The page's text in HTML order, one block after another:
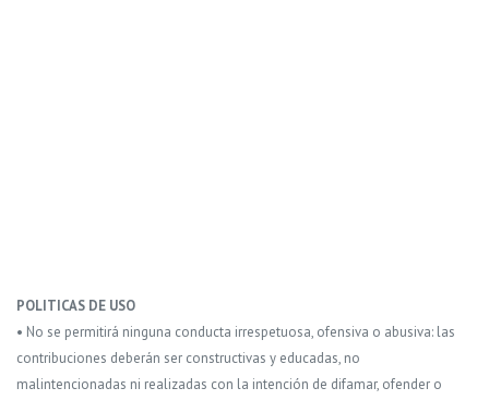
POLITICAS DE USO
• No se permitirá ninguna conducta irrespetuosa, ofensiva o abusiva: las
contribuciones deberán ser constructivas y educadas, no
malintencionadas ni realizadas con la intención de difamar, ofender o